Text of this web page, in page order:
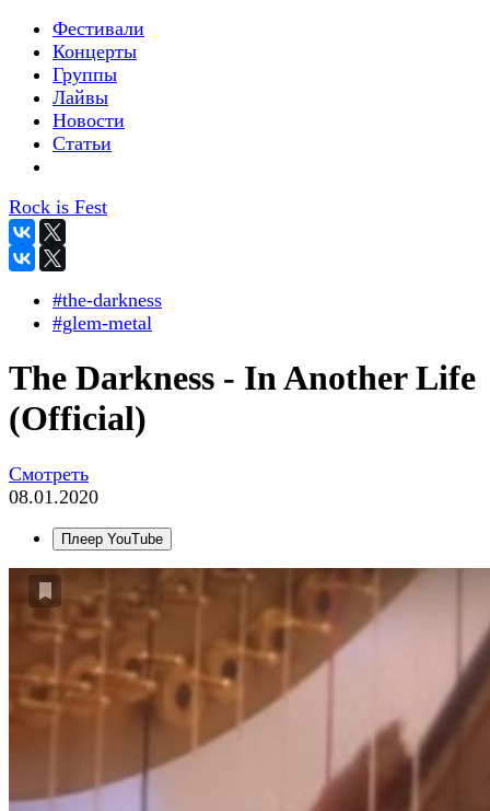
Фестивали
Концерты
Группы
Лайвы
Новости
Статьи
Rock is Fest
#the-darkness
#glem-metal
The Darkness - In Another Life
(Official)
Смотреть
08.01.2020
Плеер YouTube